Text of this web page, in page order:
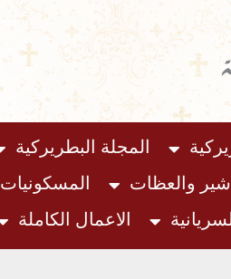
المجلة البطريركية
والعظات المسكونيات
الاعمال الكاملة